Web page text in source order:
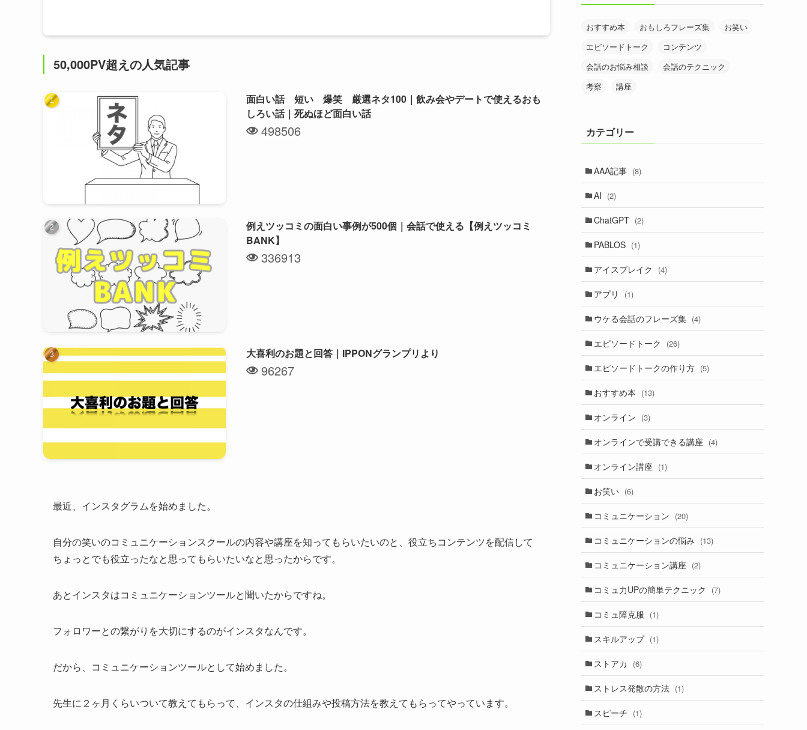
50,000PV超えの人気記事
面白い話 短い 爆笑 厳選ネタ100｜飲み会やデートで使えるおも
しろい話｜死ぬほど面白い話
498506
例えツッコミの面白い事例が500個｜会話で使える【例えツッコミ
BANK】
336913
大喜利のお題と回答｜IPPONグランプリより
96267
最近、インスタグラムを始めました。
自分の笑いのコミュニケーションスクールの内容や講座を知ってもらいたいのと、役立ちコンテンツを配信して
ちょっとでも役立ったなと思ってもらいたいなと思ったからです。
あとインスタはコミュニケーションツールと聞いたからですね。
フォロワーとの繋がりを大切にするのがインスタなんです。
だから、コミュニケーションツールとして始めました。
先生に２ヶ月くらいついて教えてもらって、インスタの仕組みや投稿方法を教えてもらってやっています。
おすすめ本 おもしろフレーズ集
お笑い
エピソードトーク
コンテンツ
会話のお悩み相談
会話のテクニック
考察
講座
カテゴリー
AAA記事 (8)
AI (2)
ChatGPT (2)
PABLOS (1)
アイスブレイク (4)
アプリ (1)
ウケる会話のフレーズ集 (4)
エピソードトーク (26)
エピソードトークの作り方 (5)
おすすめ本 (13)
オンライン (3)
オンラインで受講できる講座 (4)
オンライン講座 (1)
お笑い (6)
コミュニケーション (20)
コミュニケーションの悩み (13)
コミュニケーション講座 (2)
コミュ力UPの簡単テクニック (7)
コミュ障克服 (1)
スキルアップ (1)
ストアカ (6)
ストレス発散の方法 (1)
スピーチ (1)